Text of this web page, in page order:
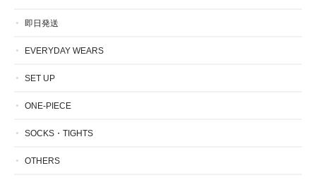
即日発送
EVERYDAY WEARS
SET UP
ONE-PIECE
SOCKS・TIGHTS
OTHERS